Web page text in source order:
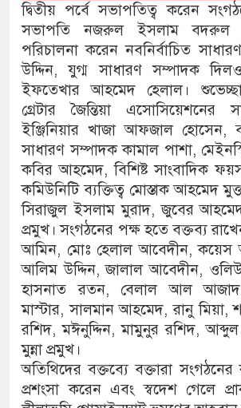
দ্বিতীয় পর্বে সভাপতিত্ব করেন
সভাপতি নজরুল ইসলাম বদরুল
পরিচালনা করেন নবনির্বাচিত
উদ্দিন, যুগ্ম সাধারণ সম্পাদক
ইফতেখার আহমেদ হেলাল।
গ্রেটার জৈন্তিয়া এসোসিয়েশনের
ইঞ্জিনিয়ার খাজা আফজাল হোসেন,
সাধারণ সম্পাদক কামাল পাশা,
কবির আহমেদ, বিশিষ্ট সাংবাদিক
কমিউনিটি ব্যক্তিত্ব মোস্তাক আহমেদ
সিরাজুল ইসলাম মুরাদ, জুবের
প্রমুখ। সংগঠনের পক্ষ হতে বক্তব্য
আমিন, মোঃ হেলাল আবেদীন, কয়েস
আলিম উদ্দিন, জালাল আবেদীন,
হাসনাত রতন, বেলাল আল আজাদ,
মাস্টার, সালমান আহমেদ, রানু মিয়া,
রশিদ, মঈনুদ্দিন, মামুনুর রশিদ,
মুন্না প্রমুখ।
অতিথিদের বক্তব্যে বক্তারা সংগঠনের
প্রশংসা করেন এবং স্বদেশ গেলে